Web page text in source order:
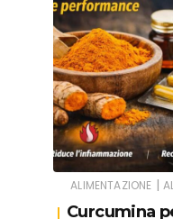
ALIMENTAZIONE |
Curcumina